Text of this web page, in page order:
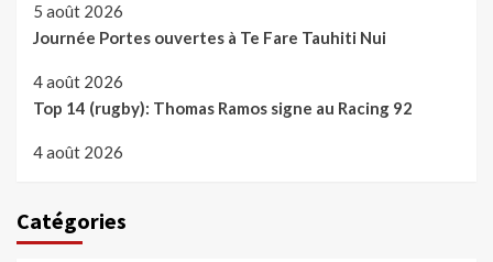
5 août 2026
Journée Portes ouvertes à Te Fare Tauhiti Nui
4 août 2026
Top 14 (rugby): Thomas Ramos signe au Racing 92
4 août 2026
Catégories